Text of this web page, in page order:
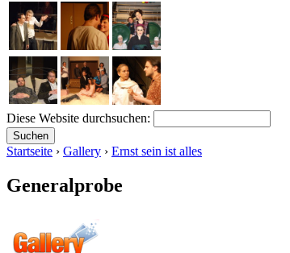
Diese Website durchsuchen:
Startseite › Gallery › Ernst sein ist alles
Generalprobe